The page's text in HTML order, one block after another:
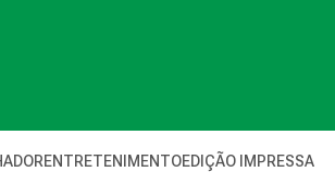
ENTRETENIMENTOEDIÇÃO IMPRESSA